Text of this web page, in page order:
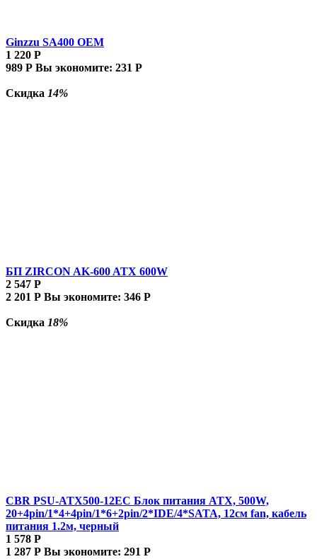
Ginzzu SA400 OEM
1 220 Р
989 Р Вы экономите: 231 Р
Скидка 14%
БП ZIRCON AK-600 ATX 600W
2 547 Р
2 201 Р Вы экономите: 346 Р
Скидка 18%
CBR PSU-ATX500-12EC Блок питания ATX, 500W,
20+4pin/1*4+4pin/1*6+2pin/2*IDE/4*SATA, 12см fan, кабель
питания 1.2м, черный
1 578 Р
1 287 Р Вы экономите: 291 Р